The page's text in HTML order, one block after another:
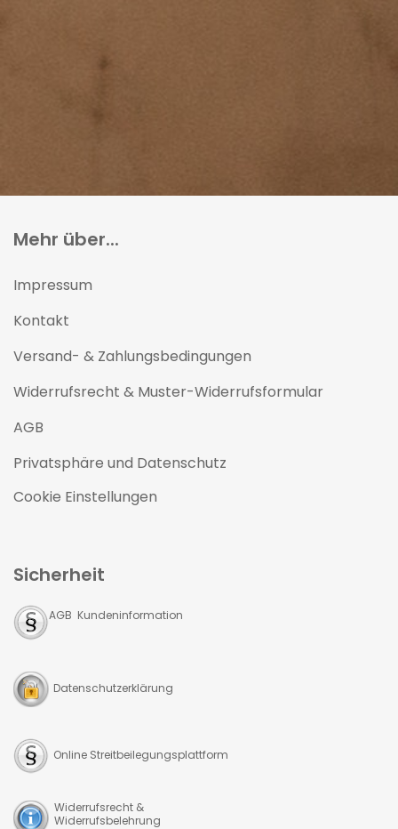
Mehr über...
Impressum
Kontakt
Versand- & Zahlungsbedingungen
Widerrufsrecht & Muster-Widerrufsformular
AGB
Privatsphäre und Datenschutz
Cookie Einstellungen
Sicherheit
AGB Kundeninformation
Datenschutzerklärung
Online Streitbeilegungsplattform
Widerrufsrecht &
Widerrufsbelehrung